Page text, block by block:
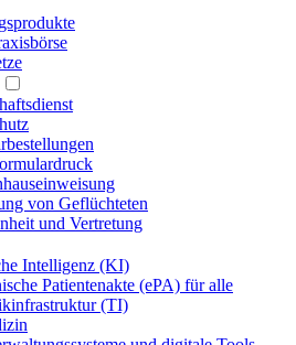
von Geflüchteten
und Vertretung
Intelligenz (KI)
Patientenakte (ePA) für alle
(TI)